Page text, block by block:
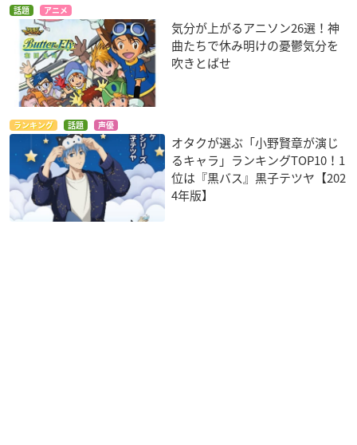
話題 アニメ
気分が上がるアニソン26選！神
曲たちで休み明けの憂鬱気分を
吹きとばせ
ランキング 話題 声優
オタクが選ぶ「小野賢章が演じ
るキャラ」ランキングTOP10！1
位は『黒バス』黒子テツヤ【202
4年版】